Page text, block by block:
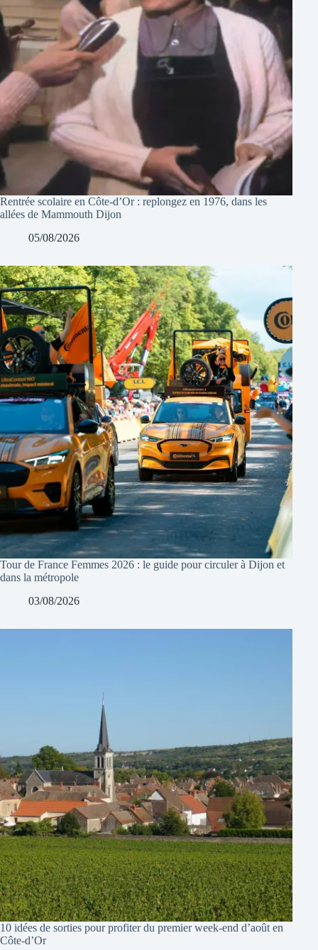
Rentrée scolaire en Côte-d’Or : replongez en 1976, dans les
allées de Mammouth Dijon
05/08/2026
Tour de France Femmes 2026 : le guide pour circuler à Dijon et
dans la métropole
03/08/2026
10 idées de sorties pour profiter du premier week-end d’août en
Côte-d’Or